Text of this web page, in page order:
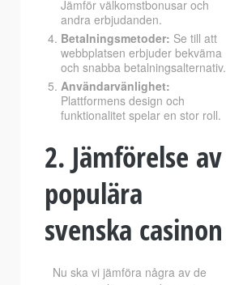
Jämför välkomstbonusar och
andra erbjudanden.
Betalningsmetoder: Se till att
webbplatsen erbjuder bekväma
och snabba betalningsalternativ.
Användarvänlighet:
Plattformens design och
funktionalitet spelar en stor roll.
2. Jämförelse av
populära
svenska casinon
Nu ska vi jämföra några av de